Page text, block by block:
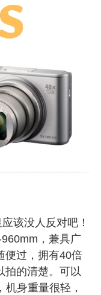
该没人反对吧！
，兼具广
便过，拥有40倍
拍的清楚。可以
身重量很轻，